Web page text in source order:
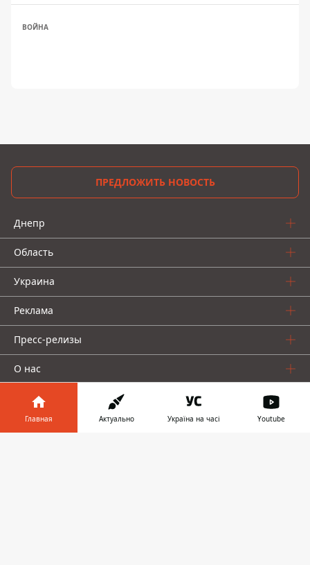
ВОЙНА
ПРЕДЛОЖИТЬ НОВОСТЬ
Днепр
Область
Украина
Реклама
Пресс-релизы
О нас
Главная Актуально Україна на часі Youtube